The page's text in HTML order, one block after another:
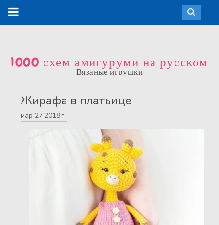
1000 схем амигуруми на русском
Вязаные игрушки
Жирафа в платьице
мар 27 2018 г.